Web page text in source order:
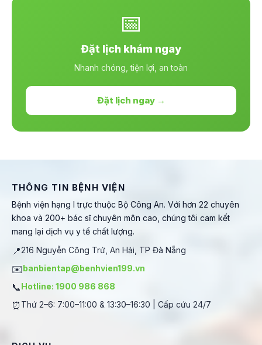
📅
Đặt lịch khám ngay
Nhanh chóng, tiện lợi, an toàn
Đặt lịch ngay →
THÔNG TIN BỆNH VIỆN
Bệnh viện hạng I trực thuộc Bộ Công An. Với hơn 22 chuyên
khoa và 200+ bác sĩ chuyên môn cao, chúng tôi cam kết
mang lại dịch vụ y tế chất lượng.
📍216 Nguyễn Công Trứ, An Hải, TP Đà Nẵng
✉️banbientap@benhvien199.vn
📞Hotline: 1900 986 868
⏰ Thứ 2–6: 7:00–11:00 & 13:30–16:30 | Cấp cứu 24/7